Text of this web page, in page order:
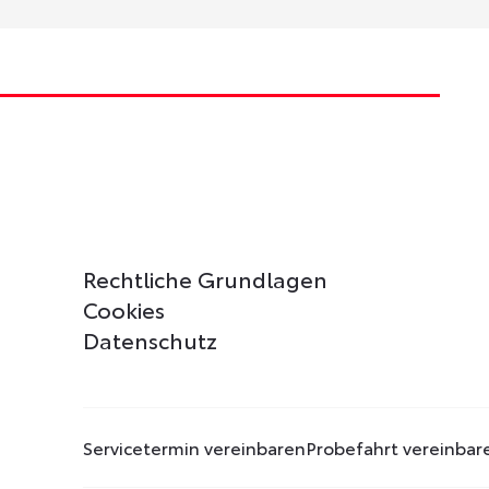
Rechtliche Grundlagen
Cookies
Datenschutz
Servicetermin vereinbarenProbefahrt